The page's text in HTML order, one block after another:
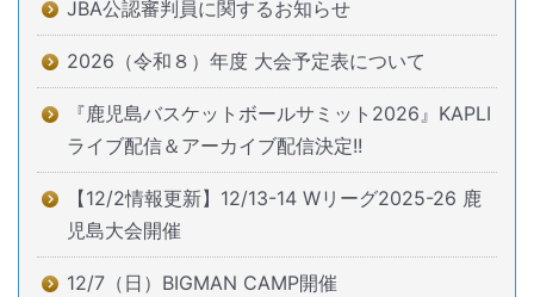
JBA公認審判員に関するお知らせ
2026（令和８）年度 大会予定表について
『鹿児島バスケットボールサミット2026』KAPLI
ライブ配信＆アーカイブ配信決定!!
【12/2情報更新】12/13-14 Wリーグ2025-26 鹿
児島大会開催
12/7（日）BIGMAN CAMP開催